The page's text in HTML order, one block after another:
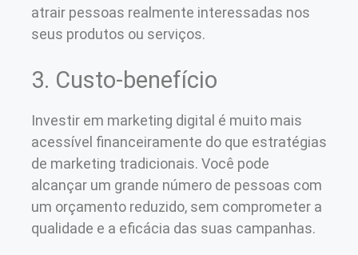
atrair pessoas realmente interessadas nos
seus produtos ou serviços.
3. Custo-benefício
Investir em marketing digital é muito mais
acessível financeiramente do que estratégias
de marketing tradicionais. Você pode
alcançar um grande número de pessoas com
um orçamento reduzido, sem comprometer a
qualidade e a eficácia das suas campanhas.